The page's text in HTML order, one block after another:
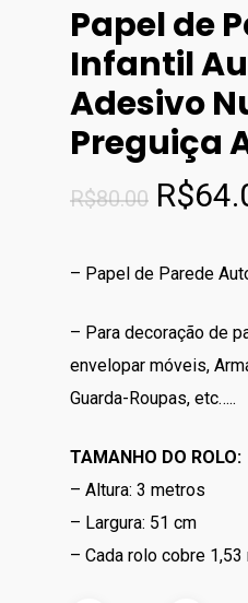
Papel de
Infantil
Adesivo
Preguiça
R$80.00 O
era:
R$
– Papel de Parede
– Para decoração de
envelopar móveis,
Guarda-Roupas, etc…..
TAMANHO DO ROLO:
– Altura: 3 metros
– Largura: 51 cm
– Cada rolo cobre 1,53